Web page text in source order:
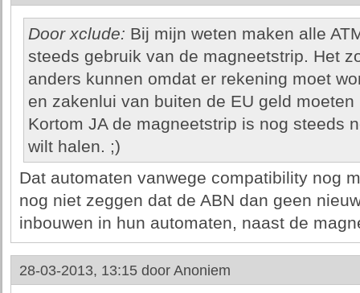
Door xclude: Bij mijn weten maken alle
steeds gebruik van de magneetstrip. Het
anders kunnen omdat er rekening moet
en zakenlui van buiten de EU geld
Kortom JA de magneetstrip is nog steeds
wilt halen. ;)
Dat automaten vanwege compatibility nog
nog niet zeggen dat de ABN dan geen
inbouwen in hun automaten, naast de
28-03-2013, 13:15 door Anoniem